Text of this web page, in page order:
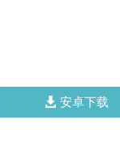
安卓下载